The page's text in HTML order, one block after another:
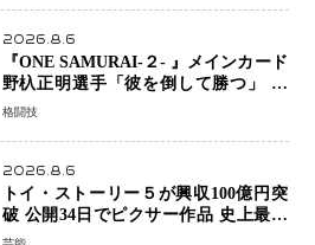
2026.8.6
『ONE SAMURAI-２- 』メインカード
野杁正明選手「彼を倒して勝つ」 リ
ウ・メンヤンとの因縁に決着へ 再起
初戦
格闘技
2026.8.6
トイ・ストーリー５が興収100億円突
破 公開34日でピクサー作品 史上最速
日本歴代シリーズ最高更新も目前